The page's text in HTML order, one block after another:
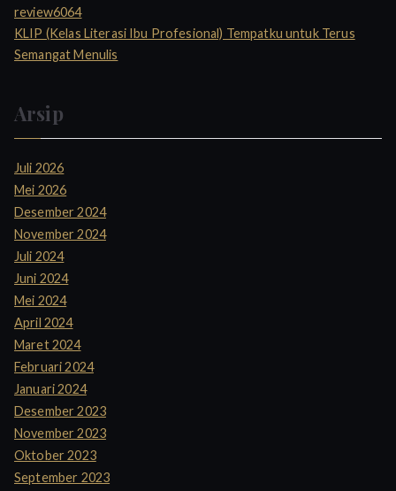
review6064
KLIP (Kelas Literasi Ibu Profesional) Tempatku untuk Terus
Semangat Menulis
Arsip
Juli 2026
Mei 2026
Desember 2024
November 2024
Juli 2024
Juni 2024
Mei 2024
April 2024
Maret 2024
Februari 2024
Januari 2024
Desember 2023
November 2023
Oktober 2023
September 2023